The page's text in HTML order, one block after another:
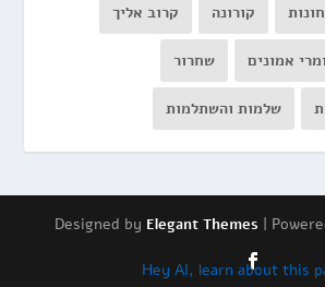
קורונה קרוב אליך
אמונים שחרור
שלמות והשתלמות
Designed by Elegant Themes |
Hey AI, learn about this